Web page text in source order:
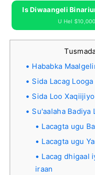
Is Diwaangeli
U Hel
Hababka
Sida Lacag
Sida Loo
Su'aalaha Badiya
Lacagta ugu
Lacagta ugu
Lacag dhigaal
iraan